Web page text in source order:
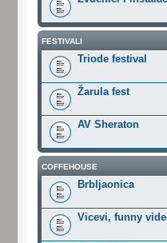
FESTIVALI
Triode festival
Žarula fest
AV Sheraton
COFFEHOUSE
Brbljaonica
Vicevi, funny